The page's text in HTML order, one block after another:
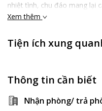
nhiệt tình, chu đáo mang lại
quý khách. Khách sạn
Xem thêm
Tiện ích xung
Thông tin cần biết
Nhận phòng/ trả